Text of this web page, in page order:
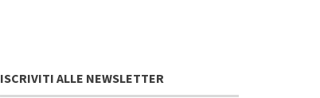
ISCRIVITI ALLE NEWSLETTER